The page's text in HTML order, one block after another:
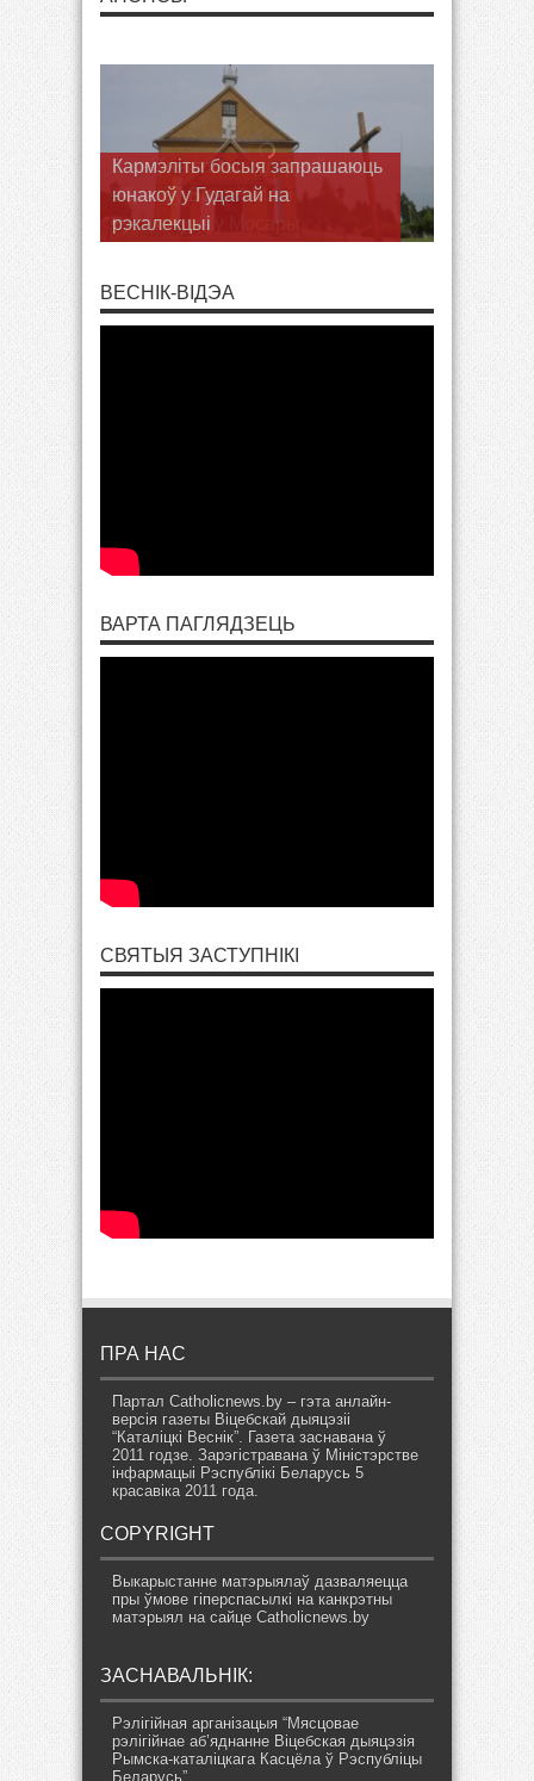
Кармэліты босыя запрашаюць
юнакоў у Гудагай на
рэкалекцыі
ВЕСНІК-ВІДЭА
ВАРТА ПАГЛЯДЗЕЦЬ
СВЯТЫЯ ЗАСТУПНІКІ
ПРА НАС
Партал Catholicnews.by – гэта анлайн-
версія газеты Віцебскай дыяцэзіі
“Каталіцкі Веснік”. Газета заснавана ў
2011 годзе. Зарэгістравана ў Міністэрстве
інфармацыі Рэспублікі Беларусь 5
красавіка 2011 года.
COPYRIGHT
Выкарыстанне матэрыялаў дазваляецца
пры ўмове гіперспасылкі на канкрэтны
матэрыял на сайце Catholicnews.by
ЗАСНАВАЛЬНІК:
Рэлігійная арганізацыя “Мясцовае
рэлігійнае аб’яднанне Віцебская дыяцэзія
Рымска-каталіцкага Касцёла ў Рэспубліцы
Беларусь”